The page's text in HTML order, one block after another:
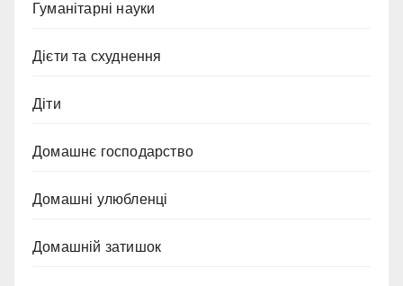
Гуманітарні науки
Дієти та схуднення
Діти
Домашнє господарство
Домашні улюбленці
Домашній затишок